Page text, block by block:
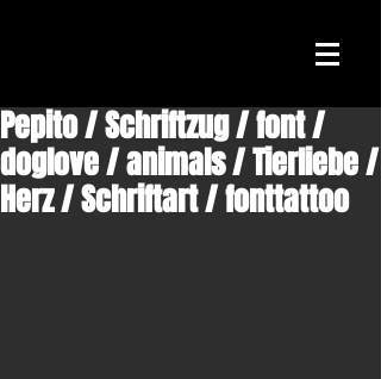
Pepito / Schriftzug / font /
doglove / animals / Tierliebe /
Herz / Schriftart / fonttattoo